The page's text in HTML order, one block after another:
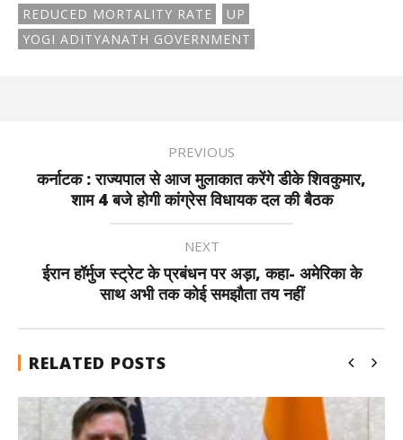
REDUCED MORTALITY RATE
UP
YOGI ADITYANATH GOVERNMENT
PREVIOUS
कर्नाटक : राज्यपाल से आज मुलाकात करेंगे डीके शिवकुमार,
शाम 4 बजे होगी कांग्रेस विधायक दल की बैठक
NEXT
ईरान हॉर्मुज स्ट्रेट के प्रबंधन पर अड़ा, कहा- अमेरिका के
साथ अभी तक कोई समझौता तय नहीं
RELATED POSTS